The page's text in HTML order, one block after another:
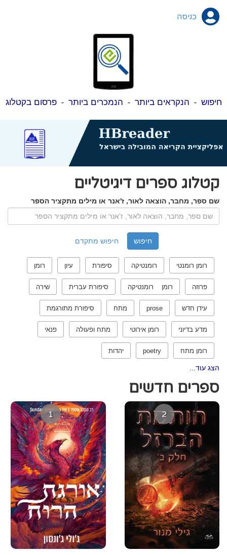
כניסה
חיפוש - הנקראים ביותר - הנמכרים ביותר -פרסום בקטלוג
קטלוג ספרים דיגיטליים
שם ספר, מחבר, הוצאה לאור, ז'אנר או מילים מתקציר הספר
חיפוש מתקדם
רומן רומנטי רומנטיקה סיפורת עיון רומן
פרוזה רומן רומנטיקה סיפורת עברית שירה
עידן חדש prose מתח סיפורת מתורגמת
מדע בדיוני רומן אירוטי מתח ופעולה פנאי
רומן מתח poetry יהדות
הצג עוד...
ספרים חדשים
1 2